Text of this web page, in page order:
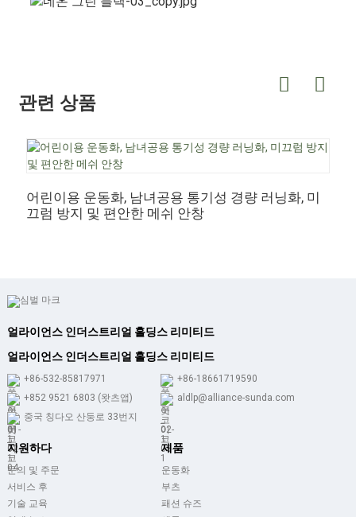
관련 상품
어린이용 운동화, 남녀공용 통기성 경량 러닝화, 미
끄럼 방지 및 편안한 메쉬 안창
얼라이언스 인더스트리얼 홀딩스 리미티드
얼라이언스 인더스트리얼 홀딩스 리미티드
+86-532-85817971
+86-18661719590
+852 9521 6803 (왓츠앱)
aldlp@alliance-sunda.com
중국 칭다오 산둥로 33번지
지원하다
문의 및 주문
서비스 후
기술 교육
제품
운동화
부츠
패션 슈즈